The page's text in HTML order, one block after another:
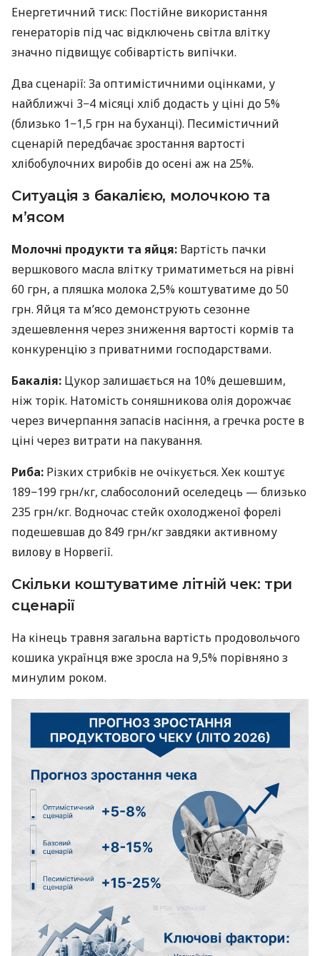
Енергетичний тиск: Постійне використання
генераторів під час відключень світла влітку
значно підвищує собівартість випічки.
Два сценарії: За оптимістичними оцінками, у
найближчі 3−4 місяці хліб додасть у ціні до 5%
(близько 1−1,5 грн на буханці). Песимістичний
сценарій передбачає зростання вартості
хлібобулочних виробів до осені аж на 25%.
Ситуація з бакалією, молочкою та
м’ясом
Молочні продукти та яйця: Вартість пачки
вершкового масла влітку триматиметься на рівні
60 грн, а пляшка молока 2,5% коштуватиме до 50
грн. Яйця та м’ясо демонструють сезонне
здешевлення через зниження вартості кормів та
конкуренцію з приватними господарствами.
Бакалія: Цукор залишається на 10% дешевшим,
ніж торік. Натомість соняшникова олія дорожчає
через вичерпання запасів насіння, а гречка росте в
ціні через витрати на пакування.
Риба: Різких стрибків не очікується. Хек коштує
189−199 грн/кг, слабосолоний оселедець — близько
235 грн/кг. Водночас стейк охолодженої форелі
подешевшав до 849 грн/кг завдяки активному
вилову в Норвегії.
Скільки коштуватиме літній чек: три
сценарії
На кінець травня загальна вартість продовольчого
кошика українця вже зросла на 9,5% порівняно з
минулим роком.